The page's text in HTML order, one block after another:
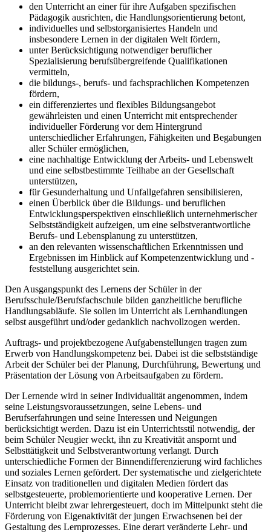
den Unterricht an einer für ihre Aufgaben spezifischen
Pädagogik ausrichten, die Handlungsorientierung betont,
individuelles und selbstorganisiertes Handeln und
insbesondere Lernen in der digitalen Welt fördern,
unter Berücksichtigung notwendiger beruflicher
Spezialisierung berufsübergreifende Qualifikationen
vermitteln,
die bildungs-, berufs- und fachsprachlichen Kompetenzen
fördern,
ein differenziertes und flexibles Bildungsangebot
gewährleisten und einen Unterricht mit entsprechender
individueller Förderung vor dem Hintergrund
unterschiedlicher Erfahrungen, Fähigkeiten und Begabungen
aller Schüler ermöglichen,
eine nachhaltige Entwicklung der Arbeits- und Lebenswelt
und eine selbstbestimmte Teilhabe an der Gesellschaft
unterstützen,
für Gesunderhaltung und Unfallgefahren sensibilisieren,
einen Überblick über die Bildungs- und beruflichen
Entwicklungsperspektiven einschließlich unternehmerischer
Selbstständigkeit aufzeigen, um eine selbstverantwortliche
Berufs- und Lebensplanung zu unterstützen,
an den relevanten wissenschaftlichen Erkenntnissen und
Ergebnissen im Hinblick auf Kompetenzentwicklung und -
feststellung ausgerichtet sein.
Den Ausgangspunkt des Lernens der Schüler in der
Berufsschule/Berufsfachschule bilden ganzheitliche berufliche
Handlungsabläufe. Sie sollen im Unterricht als Lernhandlungen
selbst ausgeführt und/oder gedanklich nachvollzogen werden.
Auftrags- und projektbezogene Aufgabenstellungen tragen zum
Erwerb von Handlungskompetenz bei. Dabei ist die selbstständige
Arbeit der Schüler bei der Planung, Durchführung, Bewertung und
Präsentation der Lösung von Arbeitsaufgaben zu fördern.
Der Lernende wird in seiner Individualität angenommen, indem
seine Leistungsvoraussetzungen, seine Lebens- und
Berufserfahrungen und seine Interessen und Neigungen
berücksichtigt werden. Dazu ist ein Unterrichtsstil notwendig, der
beim Schüler Neugier weckt, ihn zu Kreativität anspornt und
Selbsttätigkeit und Selbstverantwortung verlangt. Durch
unterschiedliche Formen der Binnendifferenzierung wird fachliches
und soziales Lernen gefördert. Der systematische und zielgerichtete
Einsatz von traditionellen und digitalen Medien fördert das
selbstgesteuerte, problemorientierte und kooperative Lernen. Der
Unterricht bleibt zwar lehrergesteuert, doch im Mittelpunkt steht die
Förderung von Eigenaktivität der jungen Erwachsenen bei der
Gestaltung des Lernprozesses. Eine derart veränderte Lehr- und